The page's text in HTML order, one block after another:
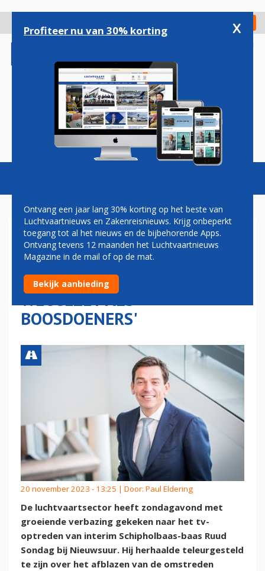
gaan
Check in
Magazine Podcasts Vacatures
VERBAZING OVER TV-
OPTREDEN SCHIPHOL-
TOPMAN: 'AIRLINES
WEGGEZET ALS
BOOSDOENERS'
20 november 2023 - 13:25 | Door: Paul Eldering
De luchtvaartsector heeft zondagavond met
groeiende verbazing gekeken naar het tv-
optreden van interim Schipholbaas-baas Ruud
Sondag bij Nieuwsuur. Hij herhaalde teleurgesteld
te zijn over het afblazen van de omstreden
Profiteer nu van 30% korting x
Ontvang een jaar lang 30% korting op het beste van
Luchtvaartnieuws en Zakenreisnieuws. Krijg onbeperkt
toegang tot al het nieuws en de bijbehorende Apps.
Ontvang tevens 12 maanden het Luchtvaartnieuws
Magazine in de mail of op de mat.
Bekijk aanbieding